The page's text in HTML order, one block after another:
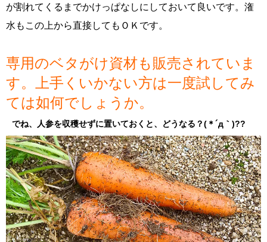
が割れてくるまでかけっぱなしにしておいて良いです。潅
水もこの上から直接してもＯＫです。
専用のベタがけ資材も販売されていま
す。上手くいかない方は一度試してみ
ては如何でしょうか。
でね、人参を収穫せずに置いておくと、どうなる？(＊´д｀)??